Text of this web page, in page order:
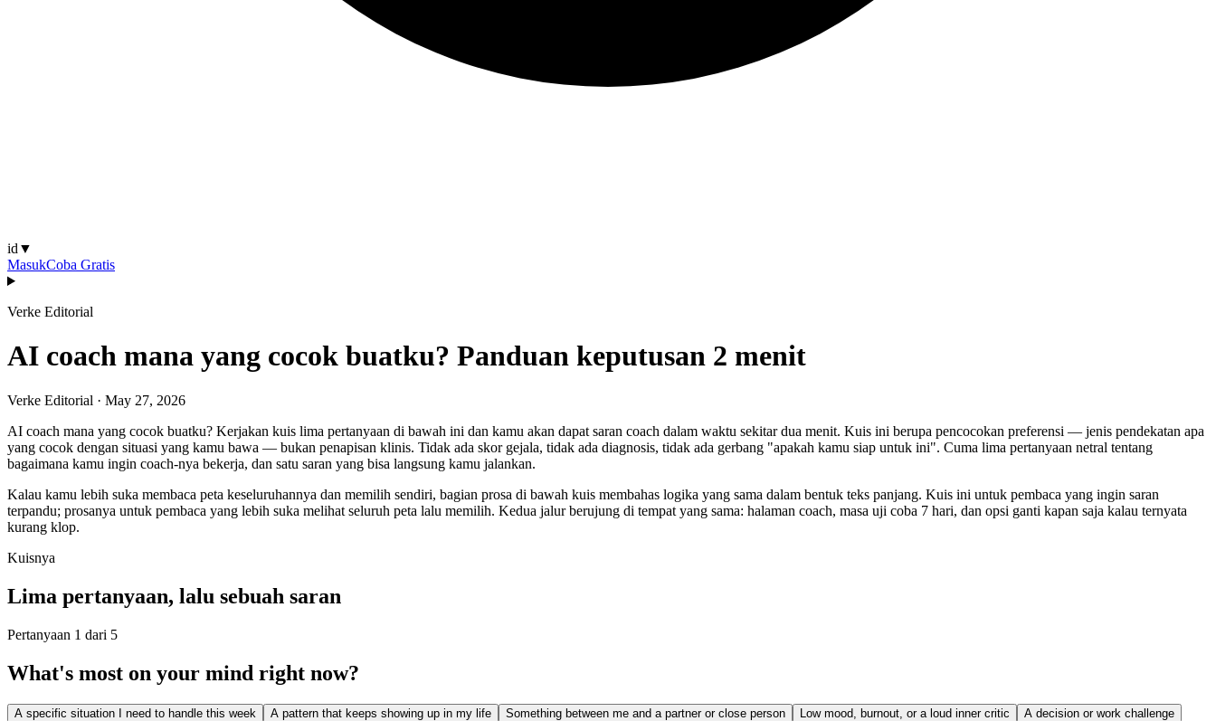
id ▼
MasukCoba Gratis
Verke Editorial
AI coach mana yang cocok buatku? Panduan keputusan 2 menit
Verke Editorial · May 27, 2026
AI coach mana yang cocok buatku? Kerjakan kuis lima pertanyaan di bawah ini dan kamu akan dapat saran coach dalam waktu sekitar dua menit. Kuis ini berupa pencocokan preferensi — jenis pendekatan apa
yang cocok dengan situasi yang kamu bawa — bukan penapisan klinis. Tidak ada skor gejala, tidak ada diagnosis, tidak ada gerbang "apakah kamu siap untuk ini". Cuma lima pertanyaan netral tentang
bagaimana kamu ingin coach-nya bekerja, dan satu saran yang bisa langsung kamu jalankan.
Kalau kamu lebih suka membaca peta keseluruhannya dan memilih sendiri, bagian prosa di bawah kuis membahas logika yang sama dalam bentuk teks panjang. Kuis ini untuk pembaca yang ingin saran
terpandu; prosanya untuk pembaca yang lebih suka melihat seluruh peta lalu memilih. Kedua jalur berujung di tempat yang sama: halaman coach, masa uji coba 7 hari, dan opsi ganti kapan saja kalau ternyata
kurang klop.
Kuisnya
Lima pertanyaan, lalu sebuah saran
Pertanyaan 1 dari 5
What's most on your mind right now?
A specific situation I need to handle this week A pattern that keeps showing up in my life Something between me and a partner or close person Low mood, burnout, or a loud inner critic A decision or work challenge